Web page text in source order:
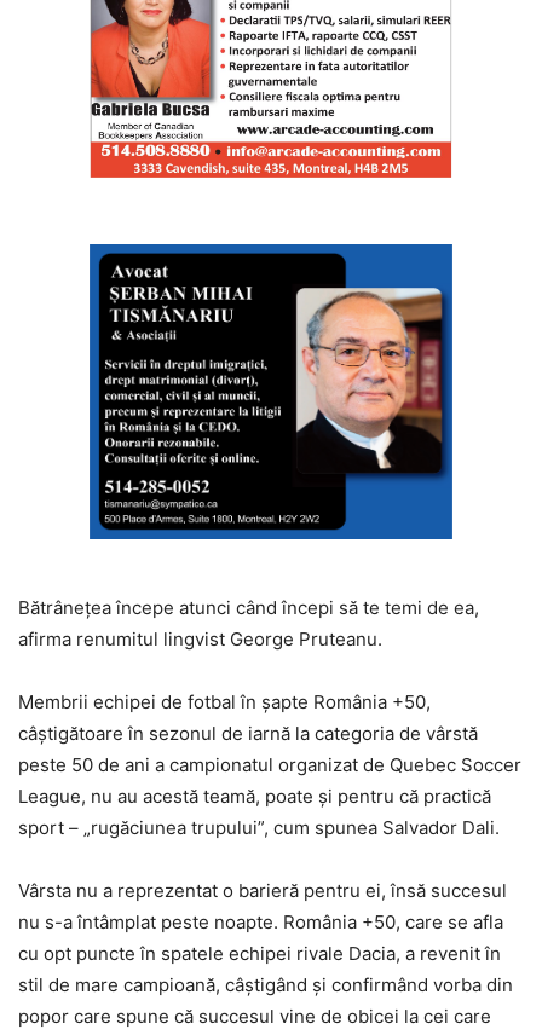
Bătrânețea începe atunci când începi să te temi de ea,
afirma renumitul lingvist George Pruteanu.
Membrii echipei de fotbal în șapte România +50,
câștigătoare în sezonul de iarnă la categoria de vârstă
peste 50 de ani a campionatul organizat de Quebec Soccer
League, nu au acestă teamă, poate și pentru că practică
sport – „rugăciunea trupului”, cum spunea Salvador Dali.
Vârsta nu a reprezentat o barieră pentru ei, însă succesul
nu s-a întâmplat peste noapte. România +50, care se afla
cu opt puncte în spatele echipei rivale Dacia, a revenit în
stil de mare campioană, câștigând și confirmând vorba din
popor care spune că succesul vine de obicei la cei care